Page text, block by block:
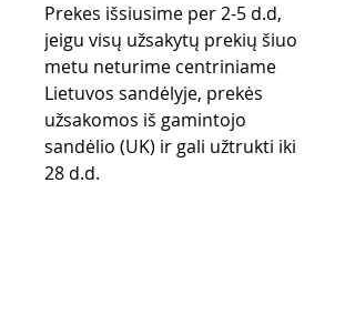
Prekes išsiusime per 2-5 d.d,
jeigu visų užsakytų prekių šiuo
metu neturime centriniame
Lietuvos sandėlyje, prekės
užsakomos iš gamintojo
sandėlio (UK) ir gali užtrukti iki
28 d.d.